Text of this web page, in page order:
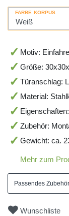
FARBE KORPUS
Motiv:
Größe:
Türanschlag:
Material:
Zubehör:
Gewicht: ca.
Mehr zum
Passendes Zubehör
Wunschliste